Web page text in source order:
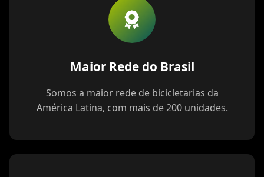
Maior Rede do Brasil
Somos a maior rede de bicicletarias da
América Latina, com mais de 200 unidades.